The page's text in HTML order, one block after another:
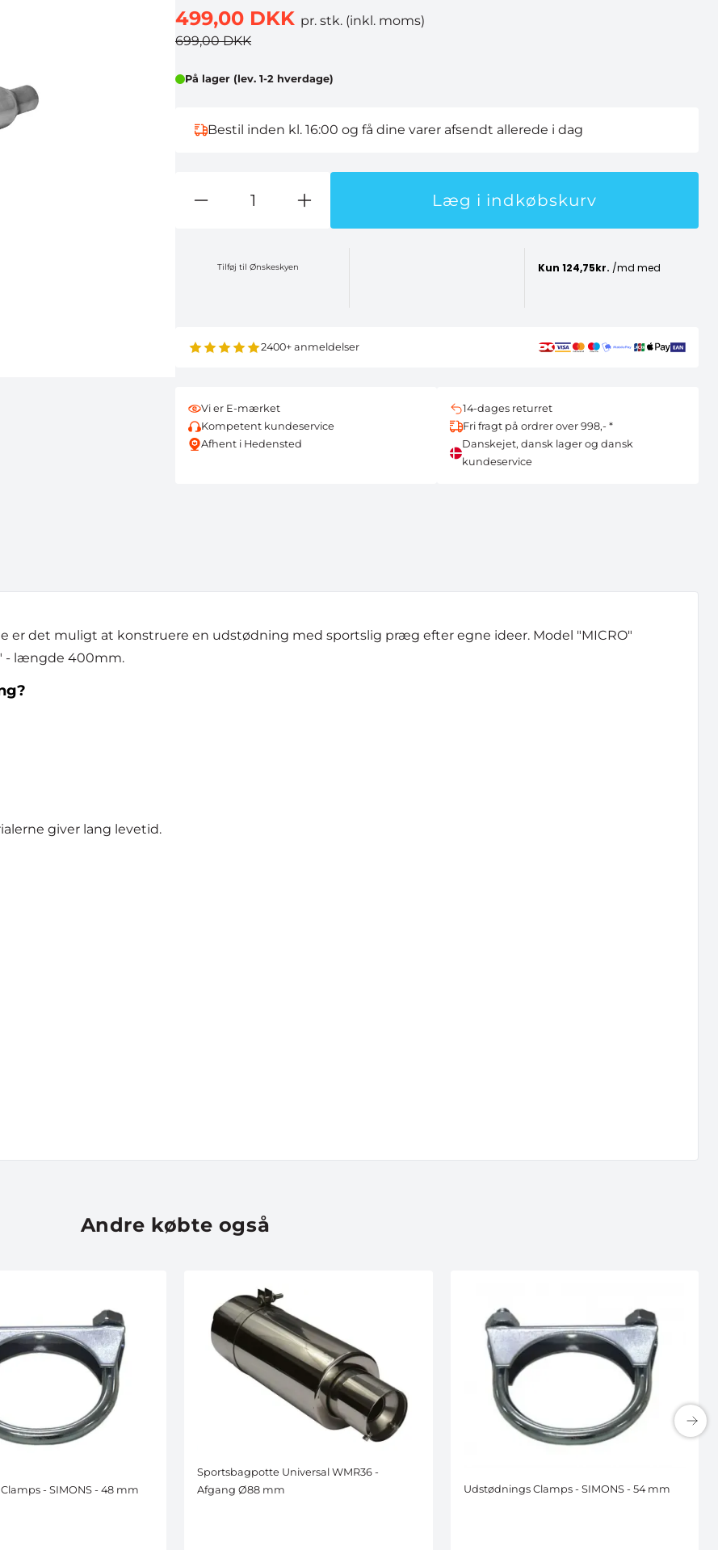
499,00 DKK pr. stk. (inkl. moms)
699,00 DKK
På lager (lev. 1-2 hverdage)
Bestil inden kl. 16:00 og få dine varer afsendt allerede i dag
Læg i indkøbskurv
Tilføj til Ønskeskyen
2400+ anmeldelser
Vi er E-mærket
Kompetent kundeservice
Afhent i Hedensted
14-dages returret
Fri fragt på ordrer over 998,- *
Danskejet, dansk lager og dansk
kundeservice
er det muligt at konstruere en udstødning med sportslig præg efter egne ideer. Model "MICRO"
- længde 400mm.
giver lang levetid.
Andre købte også
- SIMONS - 48 mm
Sportsbagpotte Universal WMR36 -
Afgang Ø88 mm
Udstødnings Clamps - SIMONS - 54 mm
VIND EN ATERA
CYKELHOLDER
til dato –
Navn
DELTAG I KONKURRENCEN